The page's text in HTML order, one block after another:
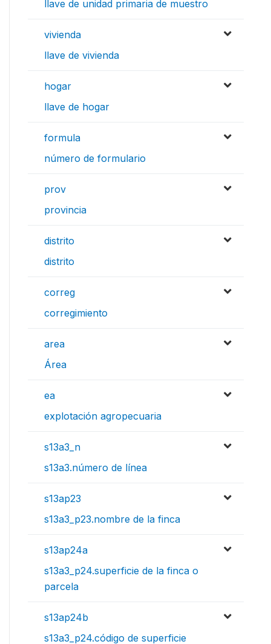
llave de unidad primaria de muestro
vivienda
llave de vivienda
hogar
llave de hogar
formula
número de formulario
prov
provincia
distrito
distrito
correg
corregimiento
area
Área
ea
explotación agropecuaria
s13a3_n
s13a3.número de línea
s13ap23
s13a3_p23.nombre de la finca
s13ap24a
s13a3_p24.superficie de la finca o
parcela
s13ap24b
s13a3_p24.código de superficie